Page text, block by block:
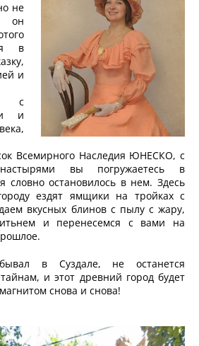
не
он
в
и
с
и
Всемирного Наследия ЮНЕСКО, с
вы погружаетесь в
словно остановилось в нем. Здесь
ездят ямщики на тройках с
вкусных блинов с пылу с жару,
и перенесемся с вами на
в Суздале, не останется
и этот древний город будет
снова и снова!